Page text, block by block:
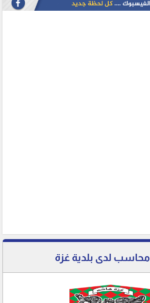
لدى بلدية غزة